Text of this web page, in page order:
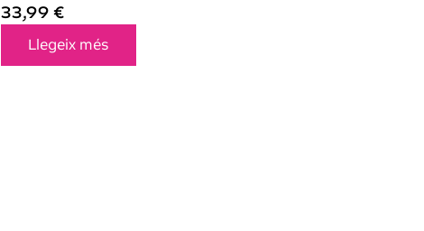
33,99€
Llegeix més